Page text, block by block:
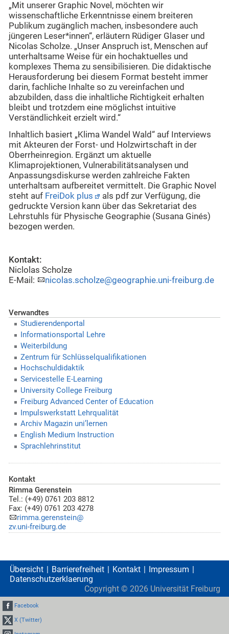
„Mit unserer Graphic Novel, möchten wir
wissenschaftliche Erkenntnisse einem breiteren
Publikum zugänglich machen, insbesondere auch
jüngeren Leser*innen“, erläutern Rüdiger Glaser und
Nicolas Scholze. „Unser Anspruch ist, Menschen auf
unterhaltsame Weise für ein hochaktuelles und
komplexes Thema zu sensibilisieren. Die didaktische
Herausforderung bei diesem Format besteht immer
darin, fachliche Inhalte so zu vereinfachen und
abzubilden, dass die inhaltliche Richtigkeit erhalten
bleibt und trotzdem eine möglichst intuitive
Verständlichkeit erzielt wird.“
Inhaltlich basiert „Klima Wandel Wald“ auf Interviews
mit Akteuren der Forst- und Holzwirtschaft in der
Oberrheinregion. Ergänzt um aktuelle
Klimaprojektionen, Vulnerabilitätsanalysen und
Anpassungsdiskurse werden zahlreiche Fakten
unterhaltsam aufbereitet vermittelt. Die Graphic Novel
steht auf FreiDok plus
als pdf zur Verfügung, die
gedruckte Version kann über das Sekretariat des
Lehrstuhls für Physische Geographie (Susana Ginés)
bezogen werden.
Kontakt:
Niclolas Scholze
E-Mail:
nicolas.scholze@geographie.uni-freiburg.de
Verwandtes
Studierendenportal
Informationsportal Lehre
Weiterbildung
Zentrum für Schlüsselqualifikationen
Hochschuldidaktik
Servicestelle E-Learning
University College Freiburg
Freiburg Advanced Center of Education
Impulswerkstatt Lehrqualität
Archiv Magazin uni’lernen
English Medium Instruction
Sprachlehrinstitut
Kontakt
Rimma Gerenstein
Tel.: (+49) 0761 203 8812
Fax: (+49) 0761 203 4278
rimma.gerenstein@
zv.uni-freiburg.de
Übersicht Barrierefreiheit Kontakt
Impressum
Datenschutzerklaerung
Copyright © 2026 Universität Freiburg
Facebook
X (Twitter)